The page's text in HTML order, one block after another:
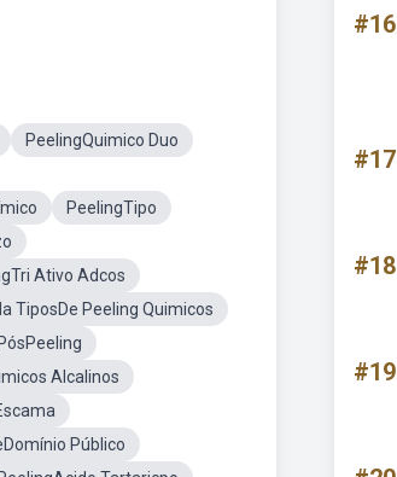
PeelingQuimico Duo
PeelingTipo
Ativo Adcos
TiposDe Peeling Quimicos
Alcalinos
Público
#16
#17
#18
#19